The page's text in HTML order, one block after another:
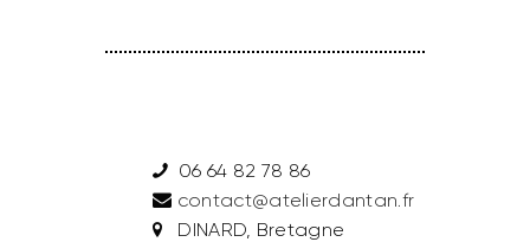
06 64 82 78 86
contact@atelierdantan.fr
DINARD, Bretagne